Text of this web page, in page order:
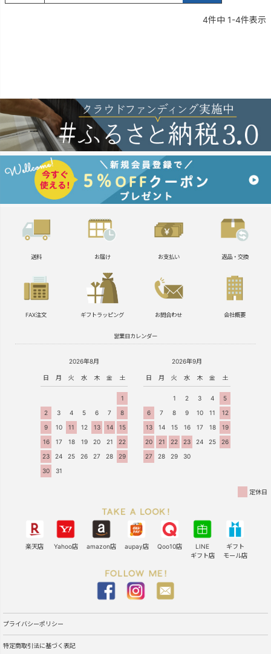
4件中 1-4件表示
送料 お届け お支払い 返品・交換
FAX注文 ギフトラッピング お問合わせ 会社概要
営業日カレンダー
2026年8月
日 月 火 水 木 金 土
1
2
3 4 5 6 7
8
9
10 11 12 13 14
15
16
17 18 19 20 21
22
23
24 25 26 27 28
29
30
31
2026年9月
日 月 火 水 木 金 土
1 2 3 4
5
6
7 8 9 10 11
12
13
14 15 16 17 18
19
20
21 22 23 24 25
26
27
28 29 30
定休日
楽天店 Yahoo店 amazon店 aupay店 Qoo10店
LINE
ギフト店
ギフト
モール店
プライバシーポリシー
特定商取引法に基づく表記